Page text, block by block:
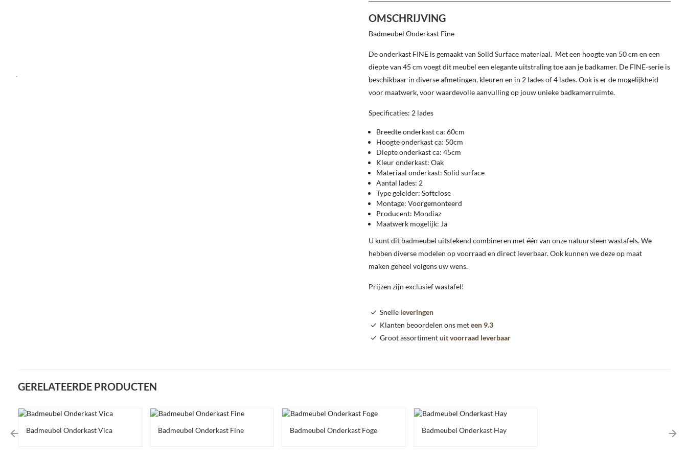
OMSCHRIJVING
Badmeubel Onderkast Fine
De onderkast FINE is gemaakt van Solid Surface materiaal. Met een hoogte van 50 cm en een
diepte van 45 cm voegt dit meubel een elegante uitstraling toe aan je badkamer. De FINE-serie is
beschikbaar in diverse afmetingen, kleuren en in 2 lades of 4 lades. Ook is er de mogelijkheid
voor maatwerk, voor waardevolle aanvulling op jouw unieke badkamerruimte.
Specificaties: 2 lades
Breedte onderkast ca: 60cm
Hoogte onderkast ca: 50cm
Diepte onderkast ca: 45cm
Kleur onderkast: Oak
Materiaal onderkast: Solid surface
Aantal lades: 2
Type geleider: Softclose
Montage: Voorgemonteerd
Producent: Mondiaz
Maatwerk mogelijk: Ja
U kunt dit badmeubel uitstekend combineren met één van onze natuursteen wastafels. We
hebben diverse modelen op voorraad en direct leverbaar. Ook kunnen we deze op maat
maken geheel volgens uw wens.
Prijzen zijn exclusief wastafel!
Snelle leveringen
Klanten beoordelen ons meteen 9.3
Groot assortimentuit voorraad leverbaar
GERELATEERDE PRODUCTEN
Badmeubel Onderkast Vica Badmeubel Onderkast Fine Badmeubel Onderkast Foge Badmeubel Onderkast Hay